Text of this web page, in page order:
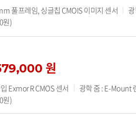
풀프레임, 싱글칩 CMOIS 이미지 센서
원)
원
Exmor R CMOS 센서 광학 줌 : E-Mount
원)